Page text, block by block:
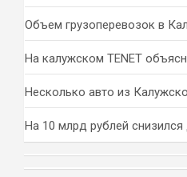
Объем грузоперевозок в
На калужском TENET
Несколько авто из
На 10 млрд рублей